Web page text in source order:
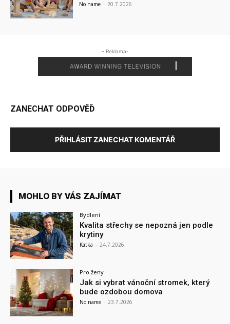
No name - 20.7.2026
- Reklama-
ZANECHAT ODPOVĚĎ
PŘIHLÁSIT ZANECHAT KOMENTÁŘ
MOHLO BY VÁS ZAJÍMAT
Bydlení
Kvalita střechy se nepozná jen podle
krytiny
Katka - 24.7.2026
Pro ženy
Jak si vybrat vánoční stromek, který
bude ozdobou domova
No name - 23.7.2026